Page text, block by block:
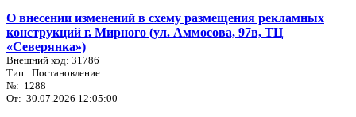
О внесении изменений в схему размещения рекламных
конструкций г. Мирного (ул. Аммосова, 97в, ТЦ
«Северянка»)
Внешний код: 31786
Тип: Постановление
№: 1288
От: 30.07.2026 12:05:00